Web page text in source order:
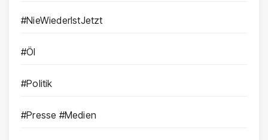
#NieWiederIstJetzt
#Öl
#Politik
#Presse #Medien